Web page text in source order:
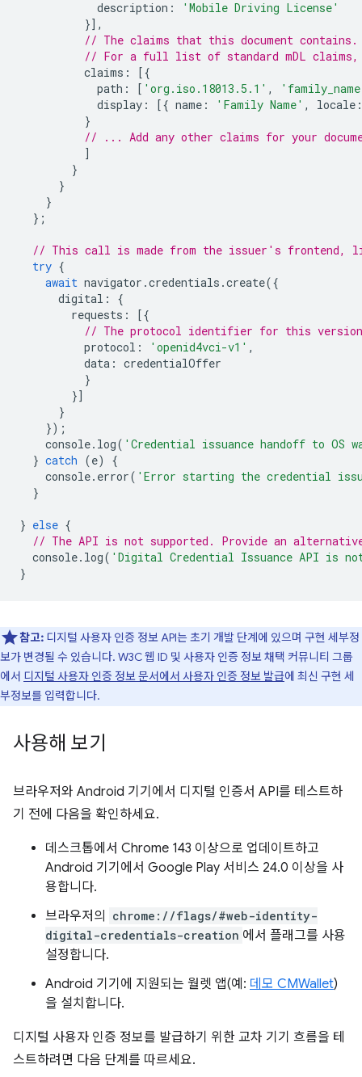
description :
'Mobile Driving License'
}],
// The claims that this document contains.
// For a full list of standard mDL claims,
claims :
[{
path : [ 'org.iso.18013.5.1' ,
display : [{ name : 'Family Name' , locale :
}
// ... Add any other claims for your
]
}
}
}
};
// This call is made from the issuer's frontend,
try {
await navigator .credentials .create({
digital :
{
requests :
[{
// The protocol identifier for this version
protocol : 'openid4vci-v1' ,
data : credentialOffer
}
}]
}
});
console. log( 'Credential issuance handoff to OS
} catch (e)
{
console. error( 'Error starting the credential
}
} else {
// The API is not supported. Provide an alternative
console. log( 'Digital Credential Issuance API is
}
참고: 디지털 사용자 인증 정보 API는 초기 개발 단계에 있으며 구현 세부정
보가 변경될 수 있습니다. W3C 웹 ID 및 사용자 인증 정보 채택 커뮤니티 그룹
에서 디지털 사용자 인증 정보 문서에서 사용자 인증 정보 발급에 최신 구현 세
부정보를 입력합니다.
사용해 보기
브라우저와 Android 기기에서 디지털 인증서 API를 테스트하
기 전에 다음을 확인하세요.
데스크톱에서 Chrome 143 이상으로 업데이트하고
Android 기기에서 Google Play 서비스 24.0 이상을 사
용합니다.
브라우저의
chrome://flags/#web-identity-
digital-credentials-creation 에서 플래그를 사용
설정합니다.
Android 기기에 지원되는 월렛 앱(예: 데모 CMWallet)
을 설치합니다.
디지털 사용자 인증 정보를 발급하기 위한 교차 기기 흐름을 테
스트하려면 다음 단계를 따르세요.